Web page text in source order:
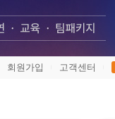
회원가입 고객센터